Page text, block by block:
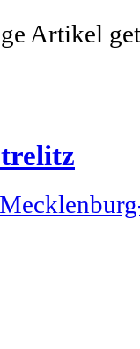
Artikel